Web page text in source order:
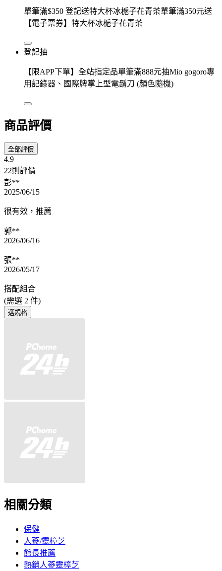
單筆滿$350 登記送特大杯冰梔子花青茶單筆滿350元送
【電子票券】特大杯冰梔子花青茶
登記抽
【限APP下單】全站指定品單筆滿888元抽Mio gogoro專
用記錄器、國際牌掌上型電鬍刀 (顏色隨機)
商品評價
全部評價
4.9
22則評價
彭**
2025/06/15
很有效，推薦
郭**
2026/06/16
張**
2026/05/17
搭配組合
(需選 2 件)
選規格
相關分類
保健
人蔘/靈樟芝
館長推薦
熱銷人蔘靈樟芝